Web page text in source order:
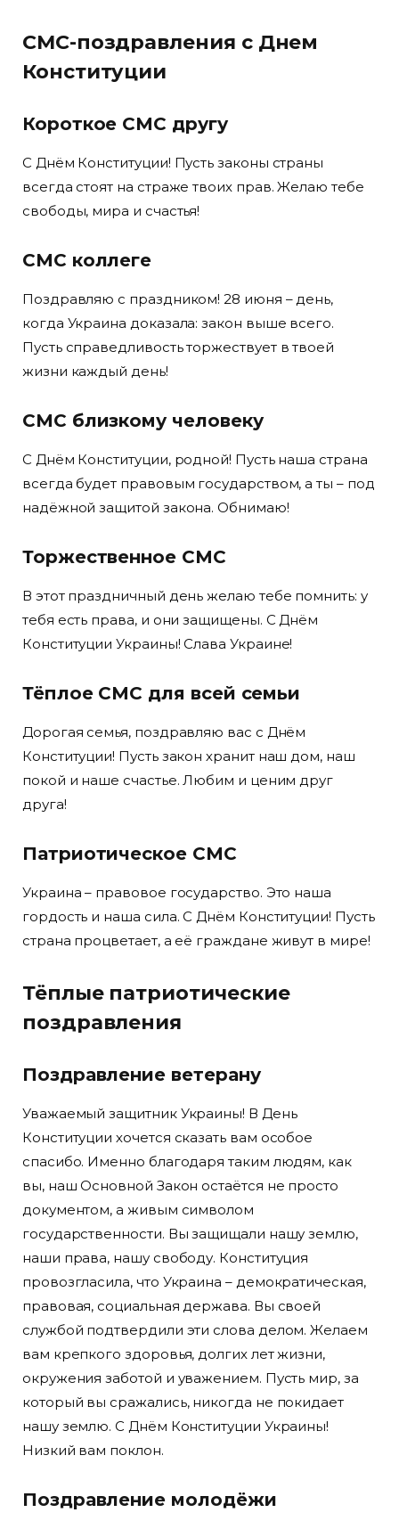
СМС-поздравления с Днем
Конституции
Короткое СМС другу
С Днём Конституции! Пусть законы страны
всегда стоят на страже твоих прав. Желаю тебе
свободы, мира и счастья!
СМС коллеге
Поздравляю с праздником! 28 июня – день,
когда Украина доказала: закон выше всего.
Пусть справедливость торжествует в твоей
жизни каждый день!
СМС близкому человеку
С Днём Конституции, родной! Пусть наша страна
всегда будет правовым государством, а ты – под
надёжной защитой закона. Обнимаю!
Торжественное СМС
В этот праздничный день желаю тебе помнить: у
тебя есть права, и они защищены. С Днём
Конституции Украины! Слава Украине!
Тёплое СМС для всей семьи
Дорогая семья, поздравляю вас с Днём
Конституции! Пусть закон хранит наш дом, наш
покой и наше счастье. Любим и ценим друг
друга!
Патриотическое СМС
Украина – правовое государство. Это наша
гордость и наша сила. С Днём Конституции! Пусть
страна процветает, а её граждане живут в мире!
Тёплые патриотические
поздравления
Поздравление ветерану
Уважаемый защитник Украины! В День
Конституции хочется сказать вам особое
спасибо. Именно благодаря таким людям, как
вы, наш Основной Закон остаётся не просто
документом, а живым символом
государственности. Вы защищали нашу землю,
наши права, нашу свободу. Конституция
провозгласила, что Украина – демократическая,
правовая, социальная держава. Вы своей
службой подтвердили эти слова делом. Желаем
вам крепкого здоровья, долгих лет жизни,
окружения заботой и уважением. Пусть мир, за
который вы сражались, никогда не покидает
нашу землю. С Днём Конституции Украины!
Низкий вам поклон.
Поздравление молодёжи